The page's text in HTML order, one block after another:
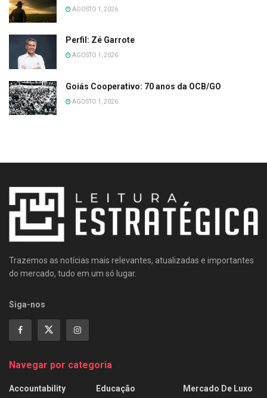
AGOSTO 1, 2026
Perfil: Zé Garrote
AGOSTO 1, 2026
Goiás Cooperativo: 70 anos da OCB/GO
AGOSTO 1, 2026
Trazemos as notícias mais relevantes, atualizadas e importantes
do mercado, tudo em um só lugar.
Siga-nos
Navegar por categoria
Accountability
Educação
Mercado De Luxo